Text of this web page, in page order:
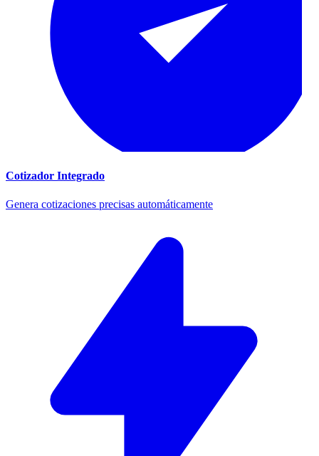
Cotizador Integrado
Genera cotizaciones precisas automáticamente